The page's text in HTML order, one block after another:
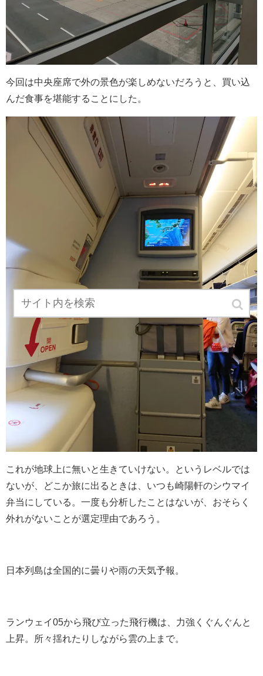
今回は中央座席で外の景色が楽しめないだろうと、買い込
んだ食事を堪能することにした。
これが地球上に無いと生きていけない。というレベルでは
ないが、どこか旅に出るときは、いつも崎陽軒のシウマイ
弁当にしている。一度も分析したことはないが、おそらく
外れがないことが選定理由であろう。
日本列島は全国的に曇りや雨の天気予報。
ランウェイ05から飛び立った飛行機は、力強くぐんぐんと
上昇。所々揺れたりしながら雲の上まで。